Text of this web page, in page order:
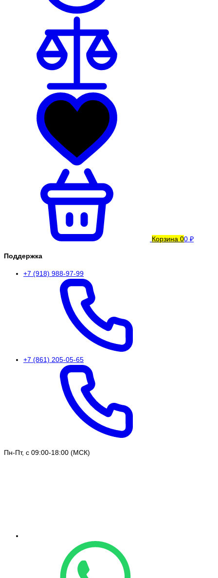
Корзина 00 ₽
Поддержка
+7 (918) 988-97-99
+7 (861) 205-05-65
Пн-Пт, с 09:00-18:00 (МСК)